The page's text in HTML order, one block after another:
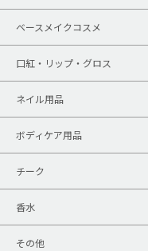
ベースメイクコスメ
口紅・リップ・グロス
ネイル用品
ボディケア用品
チーク
香水
その他